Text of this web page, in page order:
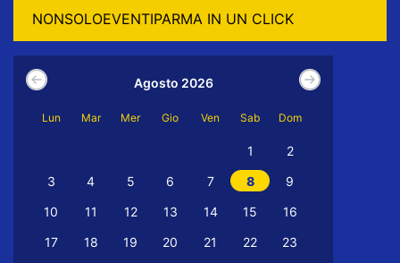
NONSOLOEVENTIPARMA IN UN CLICK
Agosto 2026
Lun Mar Mer Gio Ven Sab Dom
1
2
3
4 5 6 7 8
9
10
11 12 13 14 15
16
17
18 19 20 21 22
23